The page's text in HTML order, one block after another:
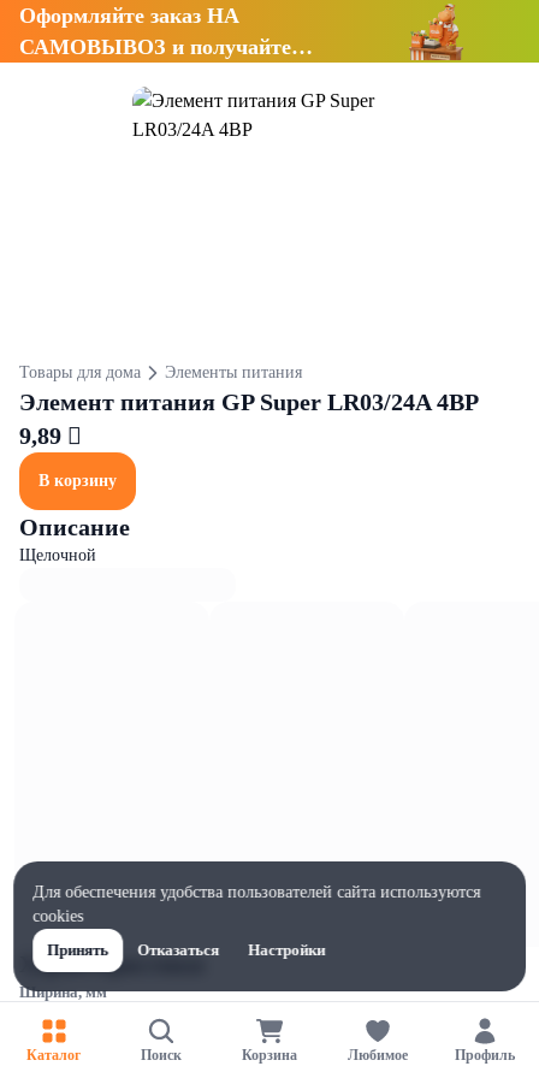
Оформляйте заказ НА
САМОВЫВОЗ и получайте
Товары для дома Элементы питания
Элемент питания GP Super LR03/24A 4BP
9,89 
В корзину
Описание
Щелочной
Характеристики
Ширина, мм
Высота, мм
Каталог Поиск Корзина Любимое Профиль
Для обеспечения удобства пользователей сайта используются
cookies
Принять
Отказаться Настройки